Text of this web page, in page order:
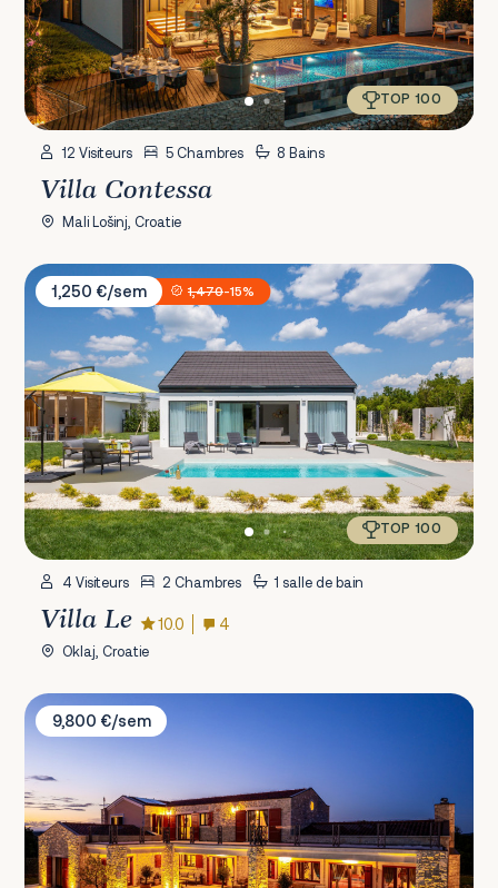
TOP 100
12 Visiteurs 5 Chambres 8 Bains
Villa Contessa
Mali Lošinj, Croatie
Villa Le
1,250 €/sem
1,470-15%
TOP 100
4 Visiteurs 2 Chambres 1 salle de bain
Villa Le 10.0 4
Oklaj, Croatie
Villa Antea
9,800 €/sem